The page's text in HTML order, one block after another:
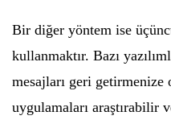
Bir diğer yöntem ise
kullanmaktır. Bazı
mesajları geri
uygulamaları araştırabilir